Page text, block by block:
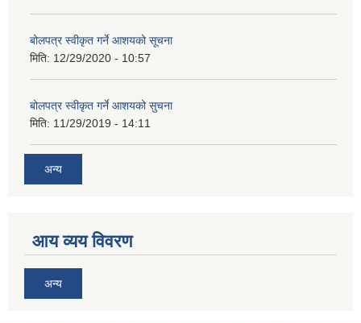
बोलपत्र स्वीकृत गर्ने आशयको सूचना
मिति: 12/29/2020 - 10:57
बोलपत्र स्वीकृत गर्ने आशयको सुचना
मिति: 11/29/2019 - 14:11
अन्य
आय व्यय विवरण
अन्य